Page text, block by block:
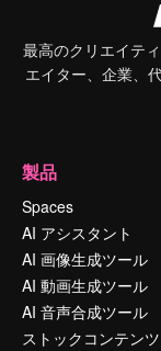
最高のクリエイテ
エイター、企業、
製品
Spaces
AI アシスタント
AI 画像生成ツール
AI 動画生成ツール
AI 音声合成ツール
ストックコンテンツ